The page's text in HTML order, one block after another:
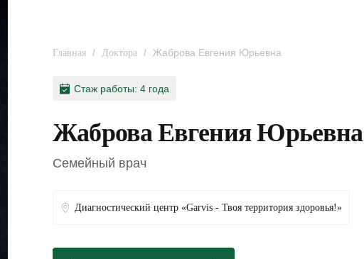
Главная / Доктора / Жаброва Евгения Юрьевна
Стаж работы: 4 года
Жаброва Евгения Юрьевна
Семейный врач
Диагностический центр «Garvis - Твоя территория здоровья!»